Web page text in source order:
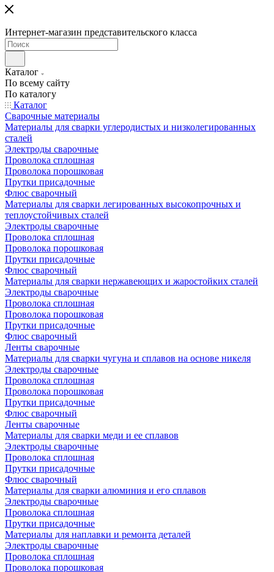
Интернет-магазин представительского класса
Каталог
По всему сайту
По каталогу
Каталог
Сварочные материалы
Материалы для сварки углеродистых и низколегированных
сталей
Электроды сварочные
Проволока сплошная
Проволока порошковая
Прутки присадочные
Флюс сварочный
Материалы для сварки легированных высокопрочных и
теплоустойчивых сталей
Электроды сварочные
Проволока сплошная
Проволока порошковая
Прутки присадочные
Флюс сварочный
Материалы для сварки нержавеющих и жаростойких сталей
Электроды сварочные
Проволока сплошная
Проволока порошковая
Прутки присадочные
Флюс сварочный
Ленты сварочные
Материалы для сварки чугуна и сплавов на основе никеля
Электроды сварочные
Проволока сплошная
Проволока порошковая
Прутки присадочные
Флюс сварочный
Ленты сварочные
Материалы для сварки меди и ее сплавов
Электроды сварочные
Проволока сплошная
Прутки присадочные
Флюс сварочный
Материалы для сварки алюминия и его сплавов
Электроды сварочные
Проволока сплошная
Прутки присадочные
Материалы для наплавки и ремонта деталей
Электроды сварочные
Проволока сплошная
Проволока порошковая